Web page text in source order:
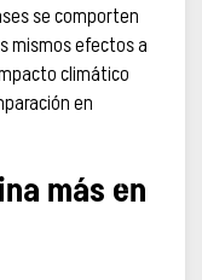
se comporten
mismos efectos a
climático
en
más en